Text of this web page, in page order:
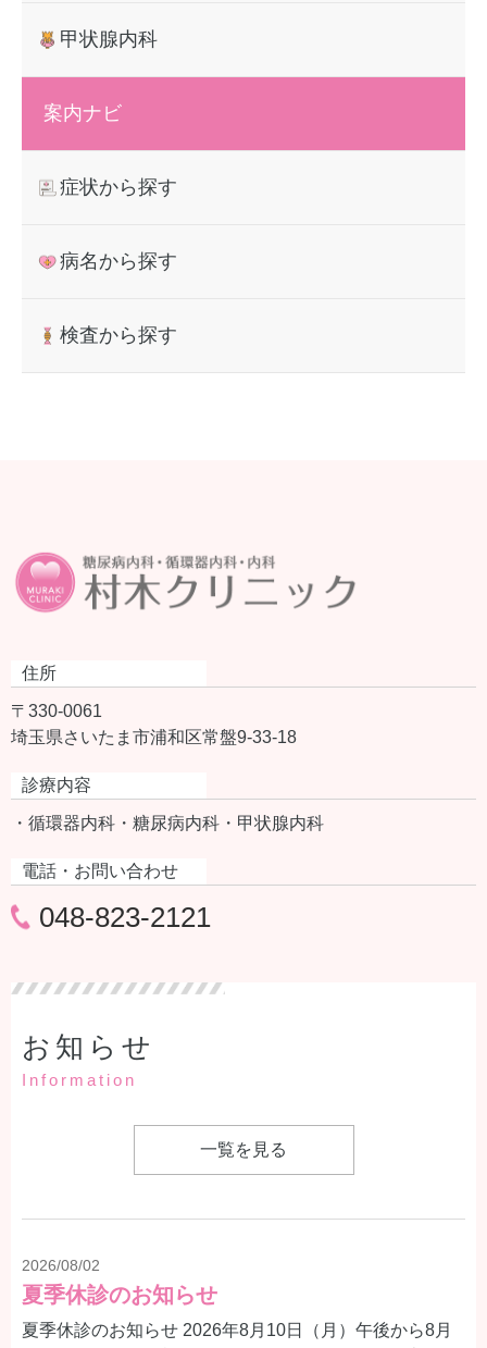
甲状腺内科
案内ナビ
症状から探す
病名から探す
検査から探す
住所
〒330-0061
埼玉県さいたま市浦和区常盤9-33-18
診療内容
・循環器内科 ・糖尿病内科 ・甲状腺内科
電話・お問い合わせ
048-823-2121
お知らせ
Information
一覧を見る
2026/08/02
夏季休診のお知らせ
夏季休診のお知らせ 2026年8月10日（月）午後から8月